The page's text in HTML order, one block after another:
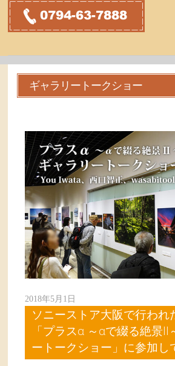
ギャラリートークショー
2018年5月1日
ソニーストア大阪で行われ
「プラスα ～αで綴る絶景II
ートークショー」に参加し